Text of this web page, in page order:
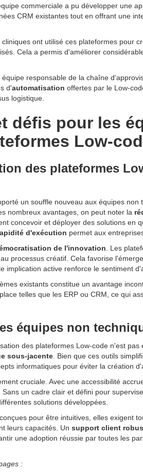
commerciale a pu développer une
CRM existantes tout en offrant une
ont utilisé ces plateformes pour
Cela a permis d'améliorer
responsable de la chaîne
d'automatisation offertes par le Low-
logistique.
défis pour les
Low-
des plateformes
un souffle nouveau aux équipes
nombreux avantages, on peut noter la
concevoir et déployer des solutions en
d'exécution permet aux
de l'innovation . Les
processus créatif. Cela favorise
implication active renforce le sentiment
existants constitue un avantage
telles que les ERP ou CRM, ce qui
équipes non
des plateformes Low-code n'est
sous-jacente . Bien que ces outils
informatiques pour éviter la création
cruciale. Avec une accessibilité
un cadre clair et défini pour
solutions développées.
pour être intuitives, elles exigent
leurs capacités. Un support client
une adoption réussie par toutes les
: